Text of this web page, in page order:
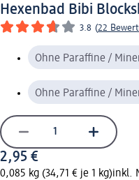
Hexenbad Bibi
3.8 (22
Ohne Paraffine /
Ohne Paraffine /
2,95 €
0,085 kg (34,71 € je 1 kg)inkl.